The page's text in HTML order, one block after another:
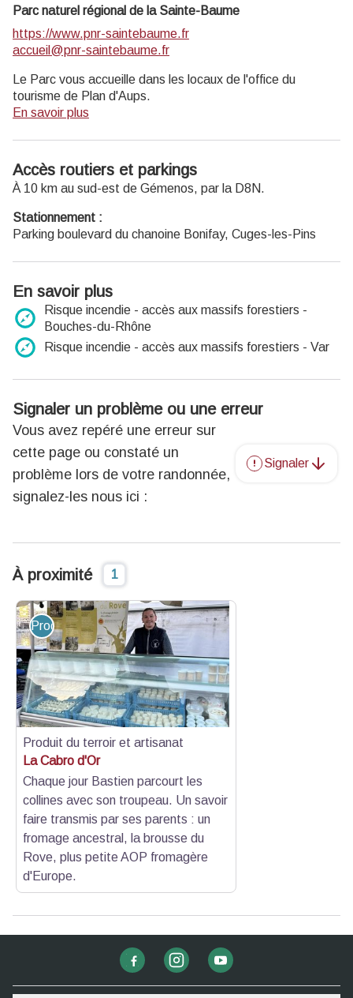
Parc naturel régional de la Sainte-Baume
https://www.pnr-saintebaume.fr
accueil@pnr-saintebaume.fr
Le Parc vous accueille dans les locaux de l'office du
tourisme de Plan d'Aups.
En savoir plus
Accès routiers et parkings
À 10 km au sud-est de Gémenos, par la D8N.
Stationnement :
Parking boulevard du chanoine Bonifay, Cuges-les-Pins
En savoir plus
Risque incendie - accès aux massifs forestiers -
Bouches-du-Rhône
Risque incendie - accès aux massifs forestiers - Var
Signaler un problème ou une erreur
Vous avez repéré une erreur sur
cette page ou constaté un
problème lors de votre randonnée,
signalez-les nous ici :
Signaler
À proximité 1
Produit du terroir et artisanat
Produit du terroir et artisanat
La Cabro d'Or
Chaque jour Bastien parcourt les
collines avec son troupeau. Un savoir
faire transmis par ses parents : un
fromage ancestral, la brousse du
Rove, plus petite AOP fromagère
d'Europe.